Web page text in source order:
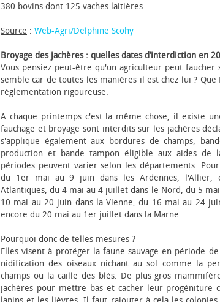
380 bovins dont 125 vaches laitières
Source : Web-Agri/Delphine Scohy
Broyage des jachères : quelles dates d’interdiction en
Vous pensiez peut-être qu'un agriculteur peut faucher
semble car de toutes les manières il est chez lui ?
réglementation rigoureuse.
A chaque printemps c'est la même chose, il existe
fauchage et broyage sont interdits sur les jachères
s'applique également aux bordures de champs,
production et bande tampon éligible aux aides de
périodes peuvent varier selon les départements.
du 1er mai au 9 juin dans les Ardennes, l'Allier,
Atlantiques, du 4 mai au 4 juillet dans le Nord, du 5
10 mai au 20 juin dans la Vienne, du 16 mai au 24
encore du 20 mai au 1er juillet dans la Marne.
Pourquoi donc de telles mesures ?
Elles visent à protéger la faune sauvage en période
nidification des oiseaux nichant au sol comme la
champs ou la caille des blés. De plus gros
jachères pour mettre bas et cacher leur progéniture